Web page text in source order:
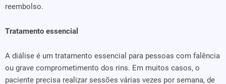
reembolso.
Tratamento essencial
A diálise é um tratamento essencial para pessoas com falência
ou grave comprometimento dos rins. Em muitos casos, o
paciente precisa realizar sessões várias vezes por semana, de